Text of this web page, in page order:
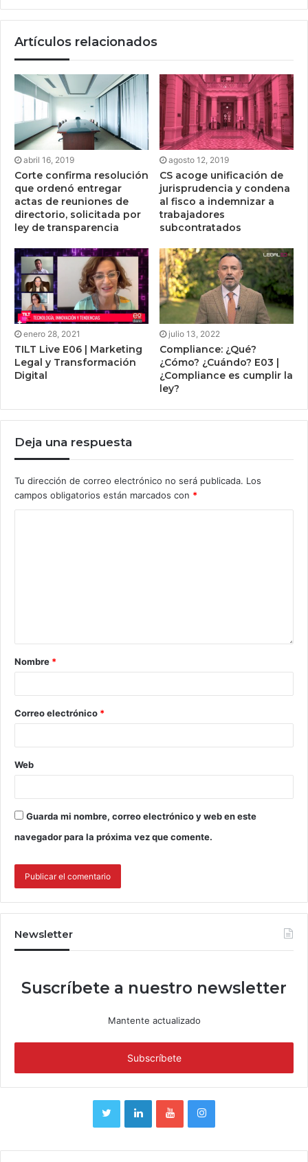
Artículos relacionados
abril 16, 2019
Corte confirma resolución
que ordenó entregar
actas de reuniones de
directorio, solicitada por
ley de transparencia
agosto 12, 2019
CS acoge unificación de
jurisprudencia y condena
al fisco a indemnizar a
trabajadores
subcontratados
enero 28, 2021
TILT Live E06 | Marketing
Legal y Transformación
Digital
julio 13, 2022
Compliance: ¿Qué?
¿Cómo? ¿Cuándo? E03 |
¿Compliance es cumplir la
ley?
Deja una respuesta
Tu dirección de correo electrónico no será publicada. Los
campos obligatorios están marcados con *
Nombre *
Correo electrónico *
Web
Guarda mi nombre, correo electrónico y web en este
navegador para la próxima vez que comente.
Newsletter
Suscríbete a nuestro newsletter
Mantente actualizado